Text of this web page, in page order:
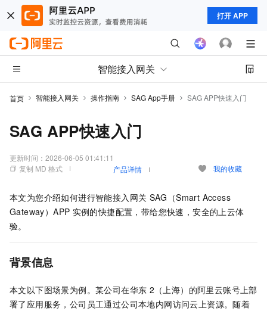
打开 APP
智能接入网关
首页 智能接入网关 操作指南 SAG App手册 SAG APP快速入门
SAG APP快速入门
更新时间： 2026-06-05 01:41:11
复制 MD 格式
产品详情 我的收藏
本文为您介绍如何进行智能接入网关 SAG（Smart Access
Gateway）APP 实例的快捷配置，带给您快速，安全的上云体
验。
背景信息
本文以下图场景为例。某公司在华东 2（上海）的阿里云账号上部
署了应用服务，公司员工通过公司本地内网访问云上资源。随着